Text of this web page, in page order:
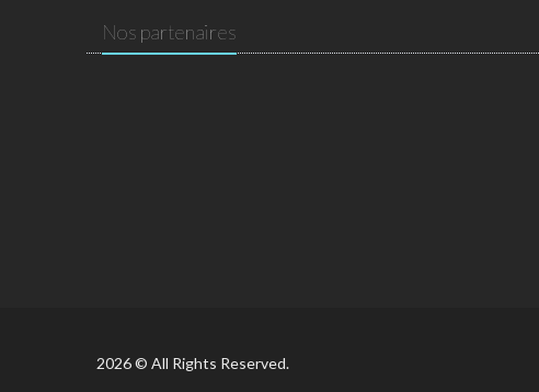
Nos partenaires
2026 © All Rights Reserved.